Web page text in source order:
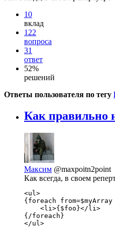
10
вклад
122
вопроса
31
ответ
52%
решений
Ответы пользователя по тегу
Как правильно
Максим @maxpoitn2point
Как всегда, в своем
<ul>
{foreach
    <li>{$foo}</li>
{/foreach}
</ul>